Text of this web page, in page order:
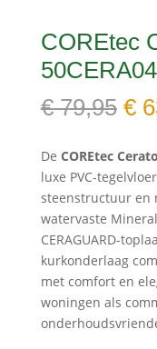
COREtec
€79,95
€
€
De COREtec
luxe PVC-
steenstructuur en
watervaste
CERAGUARD-
kurkonderlaag
met comfort en
woningen als